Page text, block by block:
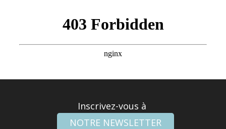
Inscrivez-vous à
NOTRE NEWSLETTER